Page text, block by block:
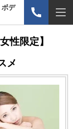
ボデ
性限定】
メ